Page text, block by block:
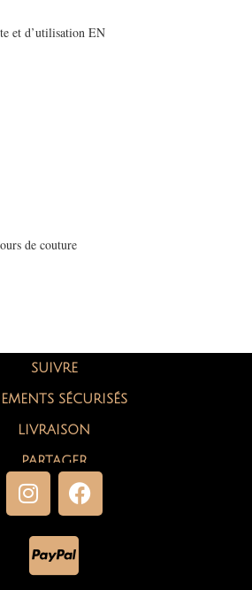
et d’utilisation EN
de couture
SUIVRE
SÉCURISÉS
LIVRAISON
PARTAGER